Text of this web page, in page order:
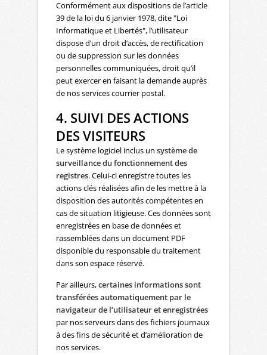
Conformément aux dispositions de l’article
39 de la loi du 6 janvier 1978, dite "Loi
Informatique et Libertés", l’utilisateur
dispose d’un droit d’accès, de rectification
ou de suppression sur les données
personnelles communiquées, droit qu’il
peut exercer en faisant la demande auprès
de nos services courrier postal.
4. SUIVI DES ACTIONS
DES VISITEURS
Le système logiciel inclus un système de
surveillance du fonctionnement des
registres. Celui-ci enregistre toutes les
actions clés réalisées afin de les mettre à la
disposition des autorités compétentes en
cas de situation litigieuse. Ces données sont
enregistrées en base de données et
rassemblées dans un document PDF
disponible du responsable du traitement
dans son espace réservé.
Par ailleurs,certaines informations sont
transférées automatiquement par le
navigateur de l’utilisateur et enregistrées
par nos serveurs dans des fichiers journaux
à des fins de sécurité et d’amélioration de
nos services.